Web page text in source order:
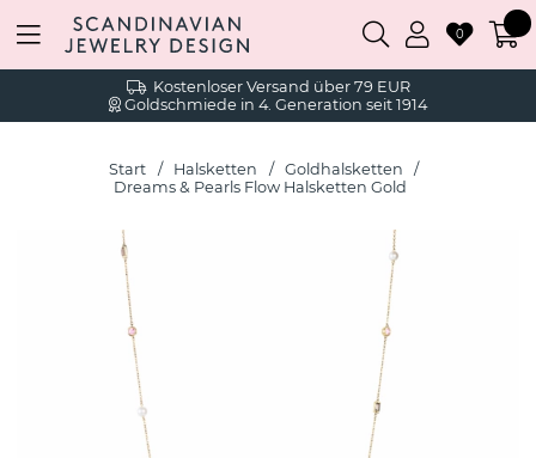
Kostenloser Versand über 79 EUR
Goldschmiede in 4. Generation seit 1914
0
Start Halsketten
Goldhalsketten
Dreams & Pearls Flow Halsketten Gold